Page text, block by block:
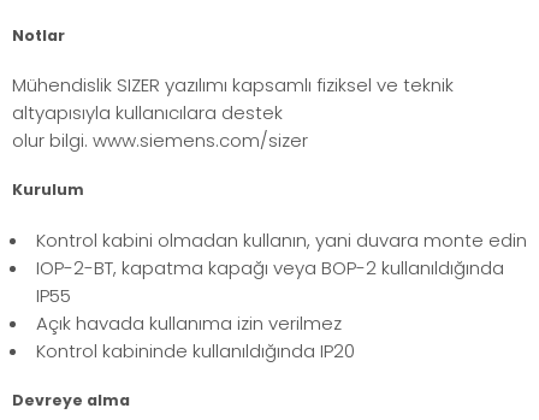
Notlar
Mühendislik SIZER yazılımı kapsamlı fiziksel ve teknik
altyapısıyla kullanıcılara destek
olur bilgi. www.siemens.com/sizer
Kurulum
Kontrol kabini olmadan kullanın, yani duvara monte edin
IOP-2-BT, kapatma kapağı veya BOP-2 kullanıldığında
IP55
Açık havada kullanıma izin verilmez
Kontrol kabininde kullanıldığında IP20
Devreye alma